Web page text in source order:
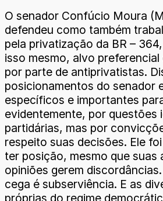
O senador Confúcio Moura
defendeu como também
pela privatização da BR –
isso mesmo, alvo
por parte de antiprivatistas.
posicionamentos do senador
específicos e importantes
evidentemente, por questões
partidárias, mas por
respeito suas decisões. Ele
ter posição, mesmo que suas
opiniões gerem
cega é subserviência. E as
próprias do regime